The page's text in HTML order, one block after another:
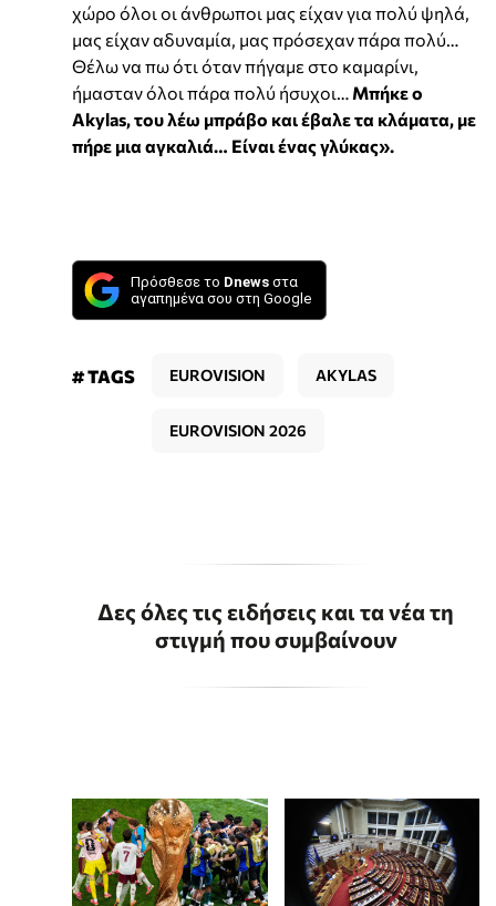
χώρο όλοι οι άνθρωποι μας είχαν για πολύ ψηλά,
μας είχαν αδυναμία, μας πρόσεχαν πάρα πολύ…
Θέλω να πω ότι όταν πήγαμε στο καμαρίνι,
ήμασταν όλοι πάρα πολύ ήσυχοι… Μπήκε ο
Akylas, του λέω μπράβο και έβαλε τα κλάματα, με
πήρε μια αγκαλιά… Είναι ένας γλύκας».
Πρόσθεσε το Dnews στα
αγαπημένα σου στη Google
# TAGS EUROVISION AKYLAS
EUROVISION 2026
Δες όλες τις ειδήσεις και τα νέα τη
στιγμή που συμβαίνουν